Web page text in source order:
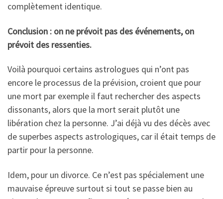
complètement identique.
Conclusion : on ne prévoit pas des événements, on
prévoit des ressenties.
Voilà pourquoi certains astrologues qui n’ont pas
encore le processus de la prévision, croient que pour
une mort par exemple il faut rechercher des aspects
dissonants, alors que la mort serait plutôt une
libération chez la personne. J’ai déjà vu des décès avec
de superbes aspects astrologiques, car il était temps de
partir pour la personne.
Idem, pour un divorce. Ce n’est pas spécialement une
mauvaise épreuve surtout si tout se passe bien au